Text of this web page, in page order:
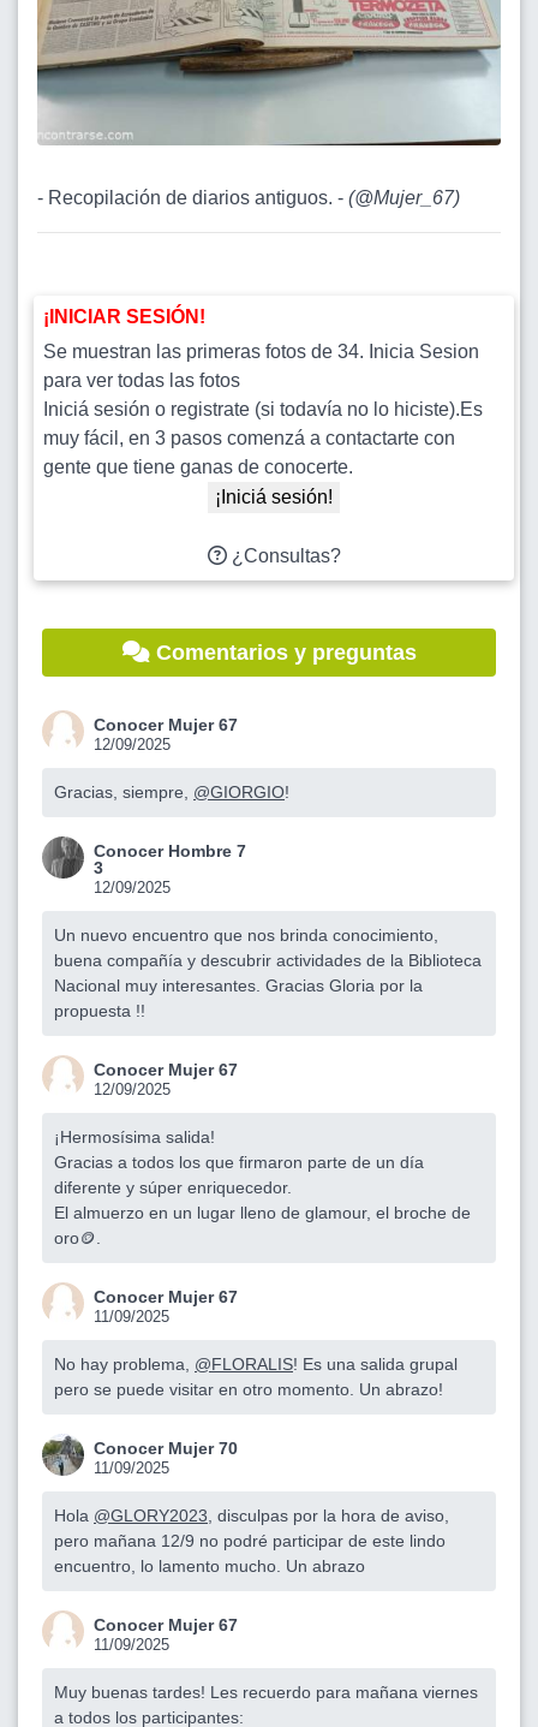
- Recopilación de diarios antiguos. - (@Mujer_67)
¡INICIAR SESIÓN!
Se muestran las primeras fotos de 34. Inicia Sesion
para ver todas las fotos
Iniciá sesión o registrate (si todavía no lo hiciste).Es
muy fácil, en 3 pasos comenzá a contactarte con
gente que tiene ganas de conocerte.
¡Iniciá sesión!
¿Consultas?
Comentarios y preguntas
Conocer Mujer 67
12/09/2025
Gracias, siempre, @GIORGIO!
Conocer Hombre 7
3
12/09/2025
Un nuevo encuentro que nos brinda conocimiento,
buena compañía y descubrir actividades de la Biblioteca
Nacional muy interesantes. Gracias Gloria por la
propuesta !!
Conocer Mujer 67
12/09/2025
¡Hermosísima salida!
Gracias a todos los que firmaron parte de un día
diferente y súper enriquecedor.
El almuerzo en un lugar lleno de glamour, el broche de
oro🪙.
Conocer Mujer 67
11/09/2025
No hay problema, @FLORALIS! Es una salida grupal
pero se puede visitar en otro momento. Un abrazo!
Conocer Mujer 70
11/09/2025
Hola @GLORY2023 , disculpas por la hora de aviso,
pero mañana 12/9 no podré participar de este lindo
encuentro, lo lamento mucho. Un abrazo
Conocer Mujer 67
11/09/2025
Muy buenas tardes! Les recuerdo para mañana viernes
a todos los participantes: